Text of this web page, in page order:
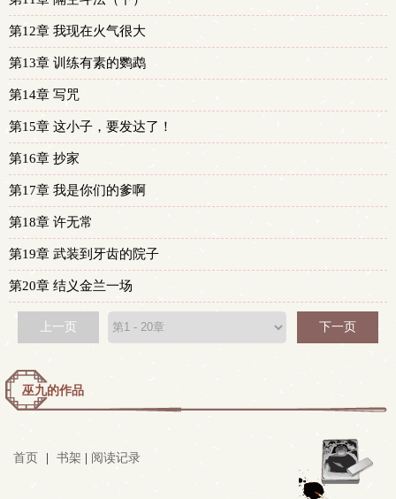
第12章 我现在火气很大
第13章 训练有素的鹦鹉
第14章 写咒
第15章 这小子，要发达了！
第16章 抄家
第17章 我是你们的爹啊
第18章 许无常
第19章 武装到牙齿的院子
第20章 结义金兰一场
上一页 下一页
巫九的作品
首页 书架 阅读记录